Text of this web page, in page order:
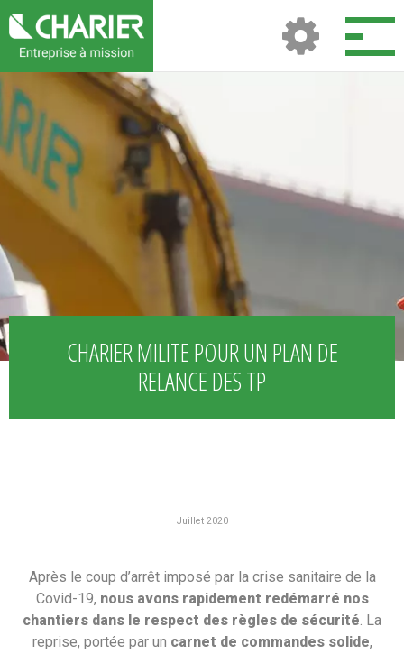
CHARIER MILITE POUR UN PLAN DE
RELANCE DES TP
Juillet 2020
Après le coup d’arrêt imposé par la crise sanitaire de la
Covid-19, nous avons rapidement redémarré nos
chantiers dans le respect des règles de sécurité. La
reprise, portée par un carnet de commandes solide,